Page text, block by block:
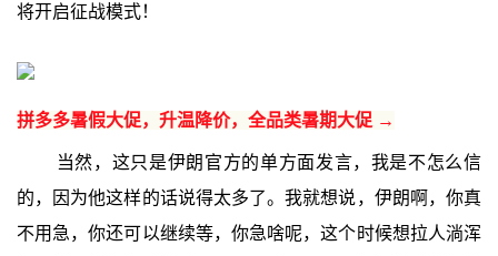
将开启征战模式！
拼多多暑假大促，升温降价，全品类暑期大促 →
当然，这只是伊朗官方的单方面发言，我是不怎么信
的，因为他这样的话说得太多了。我就想说，伊朗啊，你真
不用急，你还可以继续等，你急啥呢，这个时候想拉人淌浑